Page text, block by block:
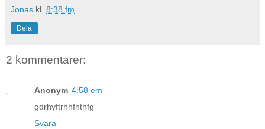
Jonas kl. 8:38 fm
Dela
2 kommentarer:
Anonym 4:58 em
gdrhyftrhhfhthfg
Svara